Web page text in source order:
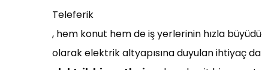
Teleferik
, hem konut hem de iş yerlerinin hızla
olarak elektrik altyapısına duyulan ihtiyaç